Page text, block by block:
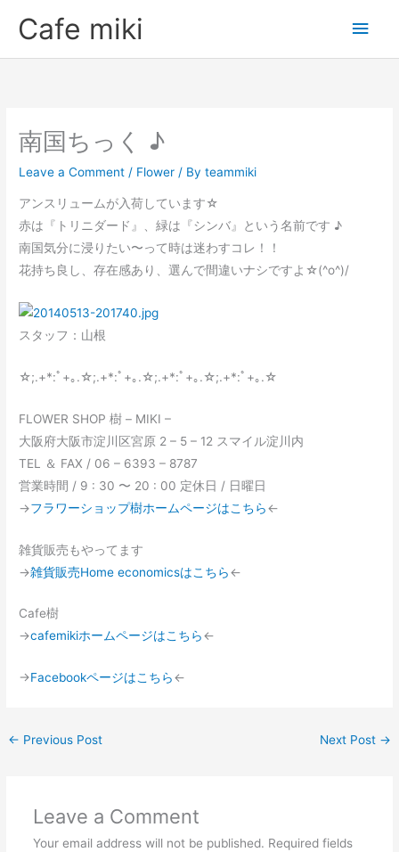
Cafe miki
Main
南国ちっく ♪
Leave a Comment / Flower / Byteammiki
アンスリュームが入荷しています☆
赤は『トリニダード』、緑は『シンバ』という名前です ♪
南国気分に浸りたい〜って時は迷わすコレ！！
花持ち良し、存在感あり、選んで間違いナシですよ☆(^o^)/
スタッフ：山根
☆;.+*:ﾟ+｡.☆;.+*:ﾟ+｡.☆;.+*:ﾟ+｡.☆;.+*:ﾟ+｡.☆
FLOWER SHOP 樹 – MIKI –
大阪府大阪市淀川区宮原 2 – 5 – 12 スマイル淀川内
TEL ＆ FAX / 06 – 6393 – 8787
営業時間 / 9 : 30 〜 20 : 00 定休日 / 日曜日
→フラワーショップ樹ホームページはこちら←
雑貨販売もやってます
→雑貨販売Home economicsはこちら←
Cafe樹
→cafemikiホームページはこちら←
→Facebookページはこちら←
← Previous Post Next Post →
Leave a Comment
Your email address will not be published. Required fields